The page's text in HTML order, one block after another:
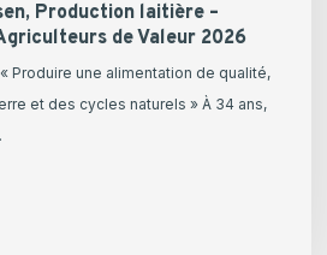
Production laitière –
de Valeur 2026
Produire une alimentation de qualité,
et des cycles naturels » À 34 ans,